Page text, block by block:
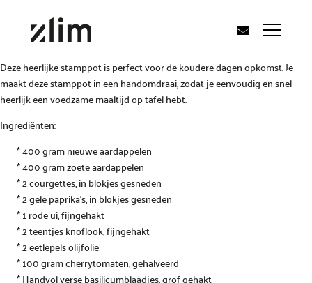
Deze heerlijke stamppot is perfect voor de koudere dagen opkomst. Je
maakt deze stamppot in een handomdraai, zodat je eenvoudig en snel
heerlijk een voedzame maaltijd op tafel hebt.
Ingrediënten:
* 400 gram nieuwe aardappelen
* 400 gram zoete aardappelen
* 2 courgettes, in blokjes gesneden
* 2 gele paprika’s, in blokjes gesneden
* 1 rode ui, fijngehakt
* 2 teentjes knoflook, fijngehakt
* 2 eetlepels olijfolie
* 100 gram cherrytomaten, gehalveerd
* Handvol verse basilicumblaadjes, grof gehakt